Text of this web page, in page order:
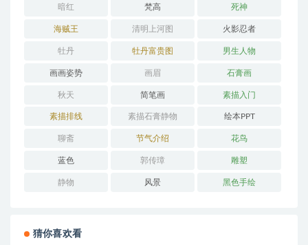
暗红 梵高 死神
海贼王 清明上河图 火影忍者
牡丹 牡丹富贵图 男生人物
画画姿势 画眉 石膏画
秋天 简笔画 素描入门
素描排线 素描石膏静物 绘本PPT
聊斋 节气介绍 花鸟
蓝色 郭传璋 雕塑
静物 风景 黑色手绘
猜你喜欢看